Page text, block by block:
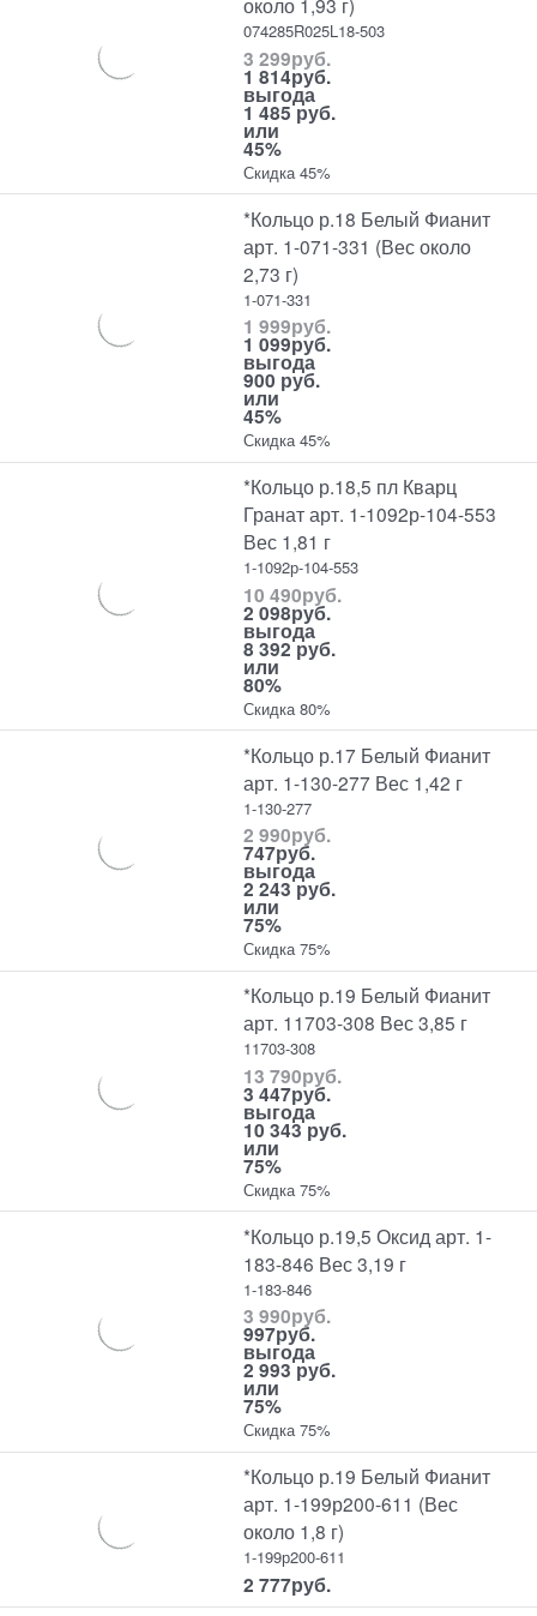
074285R025L18-503
3 299руб.
1 814руб.
выгода
1 485 руб.
или
45%
Скидка 45%
*Кольцо р.18 Белый Фианит
арт. 1-071-331 (Вес около
2,73 г)
1-071-331
1 999руб.
1 099руб.
выгода
900 руб.
или
45%
Скидка 45%
*Кольцо р.18,5 пл Кварц
Гранат арт. 1-1092р-104-553
Вес 1,81 г
1-1092р-104-553
10 490руб.
2 098руб.
выгода
8 392 руб.
или
80%
Скидка 80%
*Кольцо р.17 Белый Фианит
арт. 1-130-277 Вес 1,42 г
1-130-277
2 990руб.
747руб.
выгода
2 243 руб.
или
75%
Скидка 75%
*Кольцо р.19 Белый Фианит
арт. 11703-308 Вес 3,85 г
11703-308
13 790руб.
3 447руб.
выгода
10 343 руб.
или
75%
Скидка 75%
*Кольцо р.19,5 Оксид арт. 1-
183-846 Вес 3,19 г
1-183-846
3 990руб.
997руб.
выгода
2 993 руб.
или
75%
Скидка 75%
*Кольцо р.19 Белый Фианит
арт. 1-199р200-611 (Вес
около 1,8 г)
1-199р200-611
2 777руб.